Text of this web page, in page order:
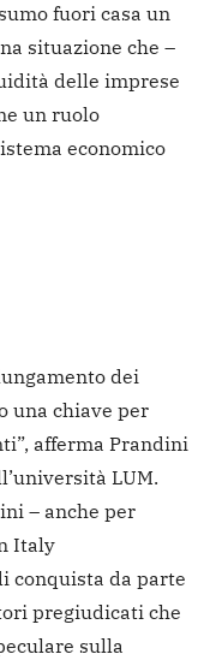
fuori casa un
situazione che –
delle imprese
un ruolo
economico
dei
una chiave per
afferma Prandini
LUM.
– anche per
Italy
conquista da parte
pregiudicati che
sulla